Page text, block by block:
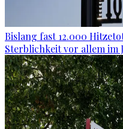
Bislang fast 12.000
Sterblichkeit vor allem im